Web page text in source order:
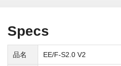
Specs
品名 EE/F-S2.0 V2